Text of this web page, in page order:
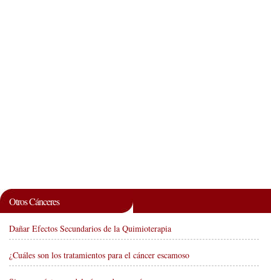
Otros Cánceres
Dañar Efectos Secundarios de la Quimioterapia
¿Cuáles son los tratamientos para el cáncer escamoso